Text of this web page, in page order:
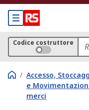
Codice costruttore
/ Accesso,
e
merci